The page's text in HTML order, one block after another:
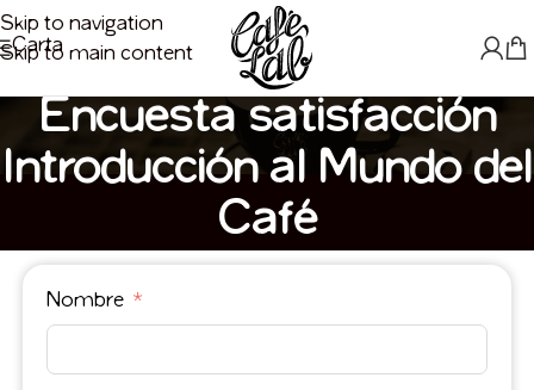
Skip to navigation
Skip to main content
Carta
Encuesta satisfacción
Introducción al Mundo del
Café
Nombre